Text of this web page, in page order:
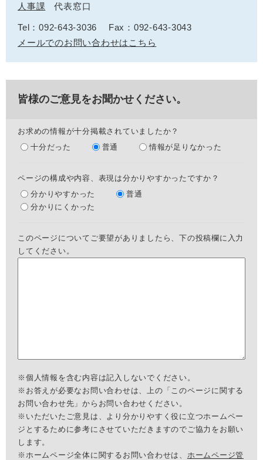
人事課 代表窓口
Tel：092-643-3036
Fax：092-643-3043
メールでのお問い合わせはこちら
皆様のご意見をお聞かせください。
お求めの情報が十分掲載されていましたか？
十分だった
普通 情報が足りなかった
ページの構成や内容、表現は分かりやすかったですか？
分かりやすかった
普通
分かりにくかった
このページについてご要望がありましたら、下の投稿欄に入力
してください。
※個人情報を含む内容は記入しないでください。
※お答えが必要なお問い合わせは、上の「このページに関する
お問い合わせ先」からお問い合わせください。
※いただいたご意見は、より分かりやすく役に立つホームペー
ジとするために参考にさせていただきますのでご協力をお願い
します。
※ホームページ全体に関するお問い合わせは、 ホームページ管